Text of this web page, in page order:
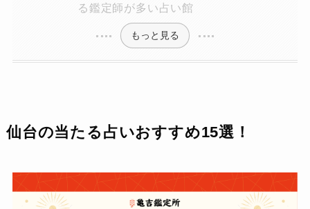
る鑑定師が多い占い館
もっと見る
仙台の当たる占いおすすめ15選！